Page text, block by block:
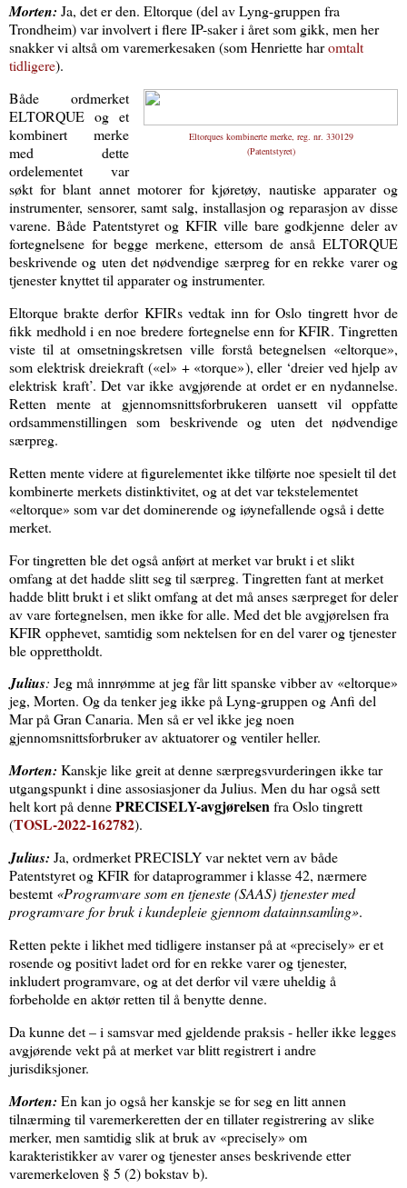
Morten: Ja, det er den. Eltorque (del av Lyng-gruppen fra
Trondheim) var involvert i flere IP-saker i året som gikk, men her
snakker vi altså om varemerkesaken (som Henriette haromtalt
tidligere).
Eltorques kombinerte merke, reg. nr. 330129
(Patentstyret)
Både ordmerket
ELTORQUE og et
kombinert merke
med dette
ordelementet var
søkt for blant annet motorer for kjøretøy, nautiske apparater og
instrumenter, sensorer, samt salg, installasjon og reparasjon av disse
varene. Både Patentstyret og KFIR ville bare godkjenne deler av
fortegnelsene for begge merkene, ettersom de anså ELTORQUE
beskrivende og uten det nødvendige særpreg for en rekke varer og
tjenester knyttet til apparater og instrumenter.
Eltorque brakte derfor KFIRs vedtak inn for Oslo tingrett hvor de
fikk medhold i en noe bredere fortegnelse enn for KFIR. Tingretten
viste til at omsetningskretsen ville forstå betegnelsen «eltorque»,
som elektrisk dreiekraft («el» + «torque»), eller ‘dreier ved hjelp av
elektrisk kraft’. Det var ikke avgjørende at ordet er en nydannelse.
Retten mente at gjennomsnittsforbrukeren uansett vil oppfatte
ordsammenstillingen som beskrivende og uten det nødvendige
særpreg.
Retten mente videre at figurelementet ikke tilførte noe spesielt til det
kombinerte merkets distinktivitet, og at det var tekstelementet
«eltorque» som var det dominerende og iøynefallende også i dette
merket.
For tingretten ble det også anført at merket var brukt i et slikt
omfang at det hadde slitt seg til særpreg. Tingretten fant at merket
hadde blitt brukt i et slikt omfang at det må anses særpreget for deler
av vare fortegnelsen, men ikke for alle. Med det ble avgjørelsen fra
KFIR opphevet, samtidig som nektelsen for en del varer og tjenester
ble opprettholdt.
Julius: Jeg må innrømme at jeg får litt spanske vibber av «eltorque»
jeg, Morten. Og da tenker jeg ikke på Lyng-gruppen og Anfi del
Mar på Gran Canaria. Men så er vel ikke jeg noen
gjennomsnittsforbruker av aktuatorer og ventiler heller.
Morten: Kanskje like greit at denne særpregsvurderingen ikke tar
utgangspunkt i dine assosiasjoner da Julius. Men du har også sett
helt kort på dennePRECISELY-avgjørelsenfra Oslo tingrett
(TOSL-2022-162782).
Julius: Ja, ordmerket PRECISLY var nektet vern av både
Patentstyret og KFIR for dataprogrammer i klasse 42, nærmere
bestemt «Programvare som en tjeneste (SAAS) tjenester med
programvare for bruk i kundepleie gjennom datainnsamling».
Retten pekte i likhet med tidligere instanser på at «precisely» er et
rosende og positivt ladet ord for en rekke varer og tjenester,
inkludert programvare, og at det derfor vil være uheldig å
forbeholde en aktør retten til å benytte denne.
Da kunne det – i samsvar med gjeldende praksis - heller ikke legges
avgjørende vekt på at merket var blitt registrert i andre
jurisdiksjoner.
Morten: En kan jo også her kanskje se for seg en litt annen
tilnærming til varemerkeretten der en tillater registrering av slike
merker, men samtidig slik at bruk av «precisely» om
karakteristikker av varer og tjenester anses beskrivende etter
varemerkeloven § 5 (2) bokstav b).